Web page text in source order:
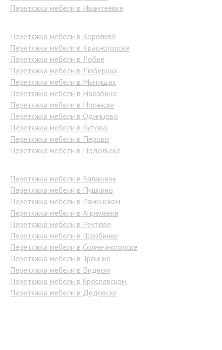
Перетяжка мебели в Ивантеевке
Перетяжка мебели в Королёве
Перетяжка мебели в Красногорске
Перетяжка мебели в Лобне
Перетяжка мебели в Люберцах
Перетяжка мебели в Мытищах
Перетяжка мебели в Нахабино
Перетяжка мебели в Ногинске
Перетяжка мебели в Одинцово
Перетяжка мебели в Бутово
Перетяжка мебели в Перово
Перетяжка мебели в Подольске
Перетяжка мебели в Балашихе
Перетяжка мебели в Пушкино
Перетяжка мебели в Раменском
Перетяжка мебели в Апрелевке
Перетяжка мебели в Реутове
Перетяжка мебели в Щербинке
Перетяжка мебели в Солнечногорске
Перетяжка мебели в Троицке
Перетяжка мебели в Видном
Перетяжка мебели в Ярославском
Перетяжка мебели в Дедовске